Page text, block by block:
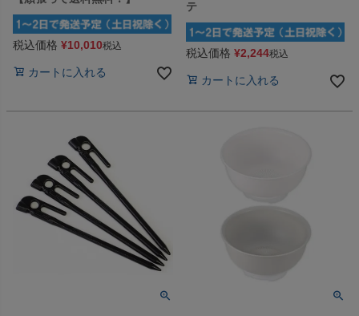
税込価格 ¥10,010税込
カートに入れる
テ
税込価格 ¥2,244税込
カートに入れる